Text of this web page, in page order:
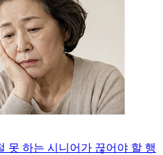
못 하는 시니어가 끊어야 할 행